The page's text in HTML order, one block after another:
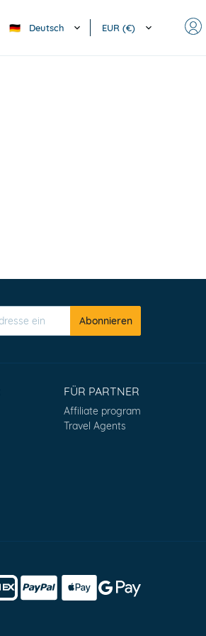
🇩🇪 Deutsch EUR (€)
Abonnieren
FÜR PARTNER
Affiliate program
Travel Agents